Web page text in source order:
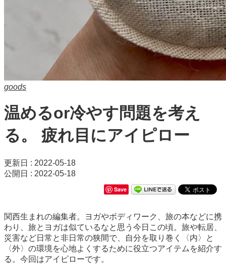
goods
温めるor冷やす問題を考え
る。 疲れ目にアイピロー
更新日 : 2022-05-18
公開日 : 2022-05-18
Save
関西生まれの編集者。ヨガやボディワーク、旅の本などに携
わり、旅とヨガは似ているなと思う今日この頃。旅や転居、
災害など日常と非日常の狭間で、自分を取り巻く〈内〉と
〈外〉の環境を心地よくするために役立つアイテムを紹介す
る。今回はアイピローです。